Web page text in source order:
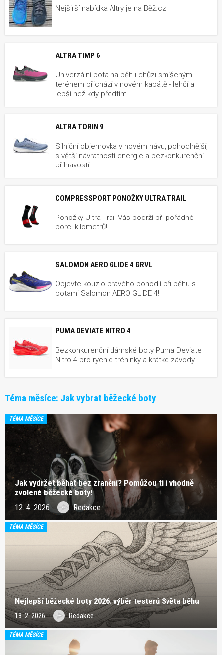
Nejširší nabídka Altry je na Běž.cz
ALTRA TIMP 6
Univerzální bota na běh i chůzi smíšeným
terénem přichází v novém kabátě - lehčí a
lepší než kdy předtím
ALTRA TORIN 9
Silniční objemovka v novém hávu, pohodlnější,
s větší návratností energie a bezkonkurenční
přilnavostí.
COMPRESSPORT PONOŽKY ULTRA TRAIL
Ponožky Ultra Trail Vás podrží při pořádné
porci kilometrů!
SALOMON AERO GLIDE 4 GRVL
Objevte kouzlo pravého pohodlí při běhu s
botami Salomon AERO GLIDE 4!
PUMA DEVIATE NITRO 4
Bezkonkurenční dámské boty Puma Deviate
Nitro 4 pro rychlé tréninky a krátké závody.
Téma měsíce: Jak vybrat běžecké boty
TÉMA MĚSÍCE
Jak vydržet běhat bez zranění? Pomůžou ti i vhodně
zvolené běžecké boty!
12. 4. 2026 Redakce
TÉMA MĚSÍCE
Nejlepší běžecké boty 2026: výběr testerů Světa běhu
13. 2. 2026 Redakce
TÉMA MĚSÍCE